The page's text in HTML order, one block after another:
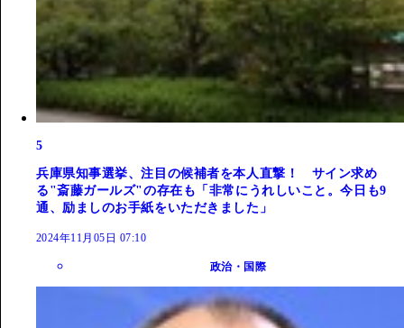
5
兵庫県知事選挙、注目の候補者を本人直撃！ サイン求め
る"斎藤ガールズ"の存在も「非常にうれしいこと。今日も9
通、励ましのお手紙をいただきました」
2024年11月05日 07:10
政治・国際